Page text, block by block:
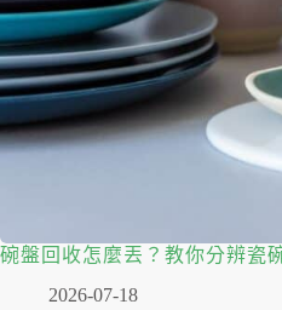
碗盤回收怎麼丟？教你分辨瓷
2026-07-18